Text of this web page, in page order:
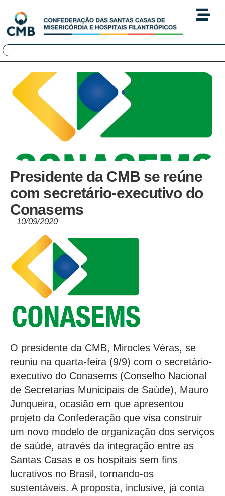
Presidente da CMB se reúne
com secretário-executivo do
Conasems
10/09/2020
O presidente da CMB, Mirocles Véras, se
reuniu na quarta-feira (9/9) com o secretário-
executivo do Conasems (Conselho Nacional
de Secretarias Municipais de Saúde), Mauro
Junqueira, ocasião em que apresentou
projeto da Confederação que visa construir
um novo modelo de organização dos serviços
de saúde, através da integração entre as
Santas Casas e os hospitais sem fins
lucrativos no Brasil, tornando-os
sustentáveis. A proposta, inclusive, já conta